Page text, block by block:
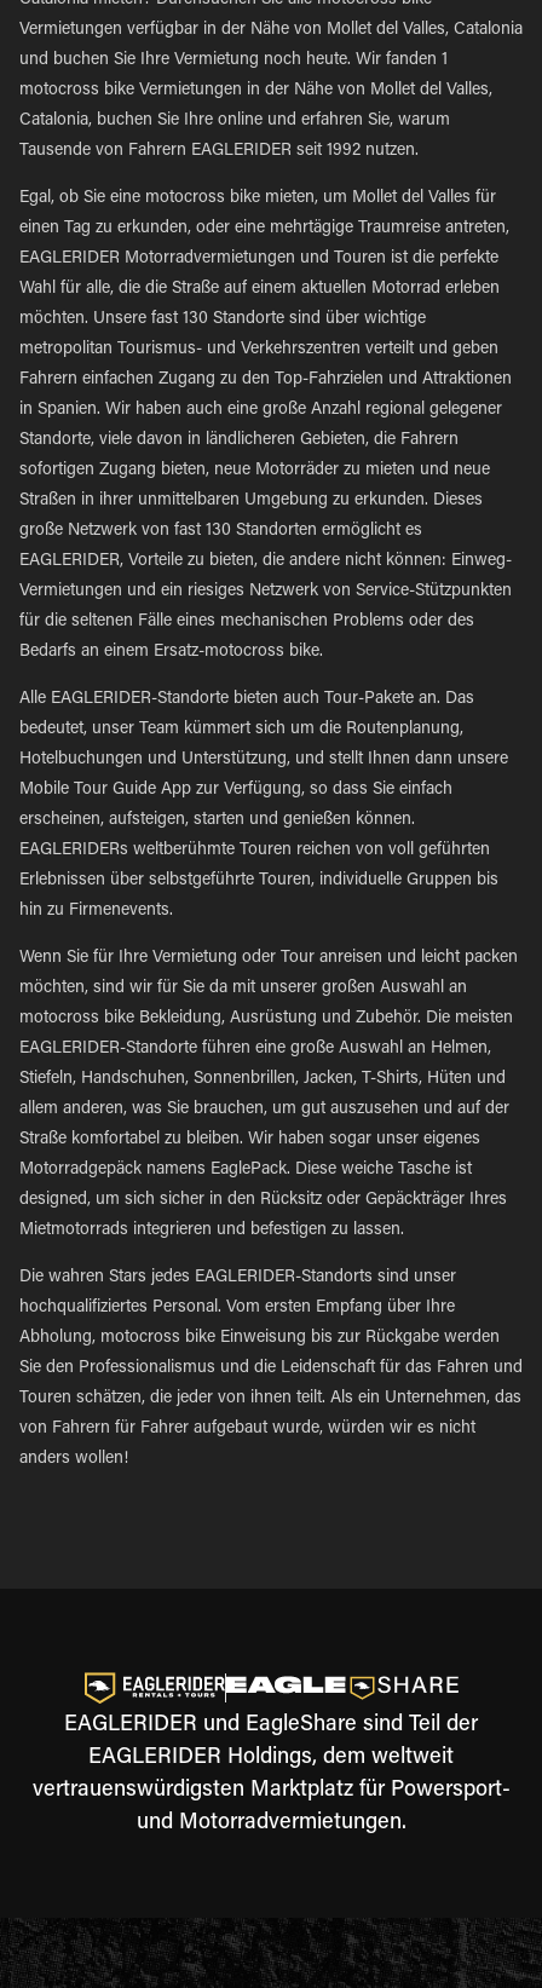
Vermietungen verfügbar in der Nähe von Mollet del Valles, Catalonia
und buchen Sie Ihre Vermietung noch heute. Wir fanden 1
motocross bike Vermietungen in der Nähe von Mollet del Valles,
Catalonia, buchen Sie Ihre online und erfahren Sie, warum
Tausende von Fahrern EAGLERIDER seit 1992 nutzen.
Egal, ob Sie eine motocross bike mieten, um Mollet del Valles für
einen Tag zu erkunden, oder eine mehrtägige Traumreise antreten,
EAGLERIDER Motorradvermietungen und Touren ist die perfekte
Wahl für alle, die die Straße auf einem aktuellen Motorrad erleben
möchten. Unsere fast 130 Standorte sind über wichtige
metropolitan Tourismus- und Verkehrszentren verteilt und geben
Fahrern einfachen Zugang zu den Top-Fahrzielen und Attraktionen
in Spanien. Wir haben auch eine große Anzahl regional gelegener
Standorte, viele davon in ländlicheren Gebieten, die Fahrern
sofortigen Zugang bieten, neue Motorräder zu mieten und neue
Straßen in ihrer unmittelbaren Umgebung zu erkunden. Dieses
große Netzwerk von fast 130 Standorten ermöglicht es
EAGLERIDER, Vorteile zu bieten, die andere nicht können: Einweg-
Vermietungen und ein riesiges Netzwerk von Service-Stützpunkten
für die seltenen Fälle eines mechanischen Problems oder des
Bedarfs an einem Ersatz-motocross bike.
Alle EAGLERIDER-Standorte bieten auch Tour-Pakete an. Das
bedeutet, unser Team kümmert sich um die Routenplanung,
Hotelbuchungen und Unterstützung, und stellt Ihnen dann unsere
Mobile Tour Guide App zur Verfügung, so dass Sie einfach
erscheinen, aufsteigen, starten und genießen können.
EAGLERIDERs weltberühmte Touren reichen von voll geführten
Erlebnissen über selbstgeführte Touren, individuelle Gruppen bis
hin zu Firmenevents.
Wenn Sie für Ihre Vermietung oder Tour anreisen und leicht packen
möchten, sind wir für Sie da mit unserer großen Auswahl an
motocross bike Bekleidung, Ausrüstung und Zubehör. Die meisten
EAGLERIDER-Standorte führen eine große Auswahl an Helmen,
Stiefeln, Handschuhen, Sonnenbrillen, Jacken, T-Shirts, Hüten und
allem anderen, was Sie brauchen, um gut auszusehen und auf der
Straße komfortabel zu bleiben. Wir haben sogar unser eigenes
Motorradgepäck namens EaglePack. Diese weiche Tasche ist
designed, um sich sicher in den Rücksitz oder Gepäckträger Ihres
Mietmotorrads integrieren und befestigen zu lassen.
Die wahren Stars jedes EAGLERIDER-Standorts sind unser
hochqualifiziertes Personal. Vom ersten Empfang über Ihre
Abholung, motocross bike Einweisung bis zur Rückgabe werden
Sie den Professionalismus und die Leidenschaft für das Fahren und
Touren schätzen, die jeder von ihnen teilt. Als ein Unternehmen, das
von Fahrern für Fahrer aufgebaut wurde, würden wir es nicht
anders wollen!
EAGLERIDER und EagleShare sind Teil der
EAGLERIDER Holdings, dem weltweit
vertrauenswürdigsten Marktplatz für Powersport-
und Motorradvermietungen.